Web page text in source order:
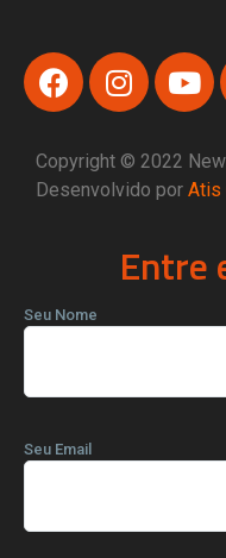
Copyright © 2022
Desenvolvido por Atis
Entre
Seu Nome
Seu Email